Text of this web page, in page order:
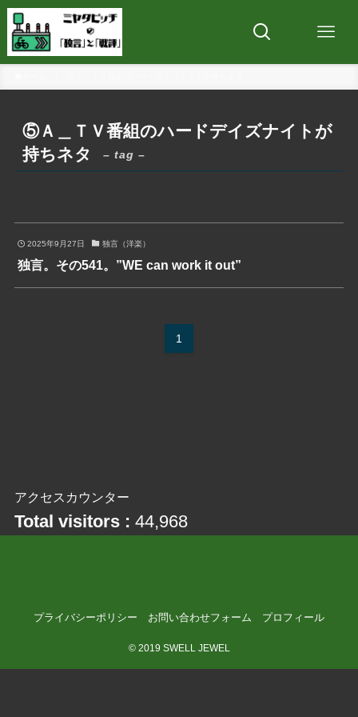
⑤Ａ＿ＴＶ番組のハードデイズナイトが
持ちネタ
– tag –
2025年9月27日 独言（洋楽）
独言。その541。”WE can work it out”
1
アクセスカウンター
Total visitors : 44,968
プライバシーポリシー お問い合わせフォーム プロフィール
©2019 SWELL JEWEL